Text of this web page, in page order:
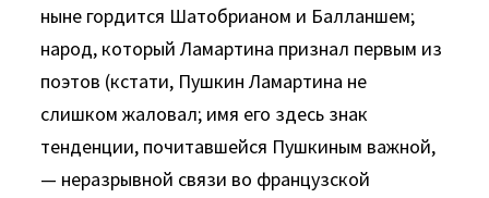
ныне гордится Шатобрианом и Балланшем;
народ, который Ламартина признал первым из
поэтов (кстати, Пушкин Ламартина не
слишком жаловал; имя его здесь знак
тенденции, почитавшейся Пушкиным важной,
— неразрывной связи во французской